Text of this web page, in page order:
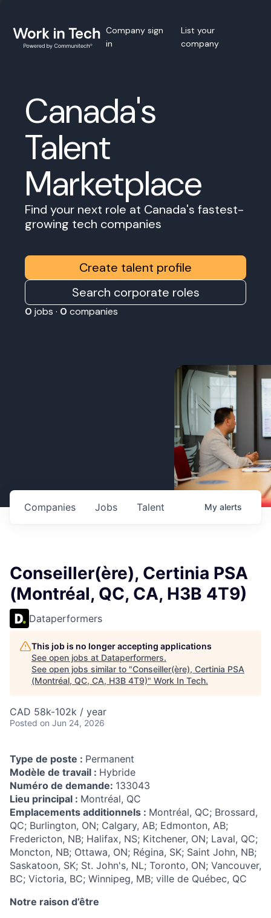
Company sign
in
List your
company
Canada's
Talent
Marketplace
Find your next role at Canada's fastest-
growing tech companies
Create talent profile
Search corporate roles
0 jobs · 0 companies
Jobs
Companies Talent My alerts
Conseiller(ère), Certinia PSA
(Montréal, QC, CA, H3B 4T9)
Dataperformers
This job is no longer accepting applications
See open jobs at Dataperformers.
See open jobs similar to "Conseiller(ère), Certinia PSA
(Montréal, QC, CA, H3B 4T9)" Work In Tech.
CAD 58k-102k / year
Posted on Jun 24, 2026
Type de poste : Permanent
Modèle de travail : Hybride
Numéro de demande: 133043
Lieu principal : Montréal, QC
Emplacements additionnels : Montréal, QC; Brossard,
QC; Burlington, ON; Calgary, AB; Edmonton, AB;
Fredericton, NB; Halifax, NS; Kitchener, ON; Laval, QC;
Moncton, NB; Ottawa, ON; Régina, SK; Saint John, NB;
Saskatoon, SK; St. John's, NL; Toronto, ON; Vancouver,
BC; Victoria, BC; Winnipeg, MB; ville de Québec, QC
Notre raison d’être